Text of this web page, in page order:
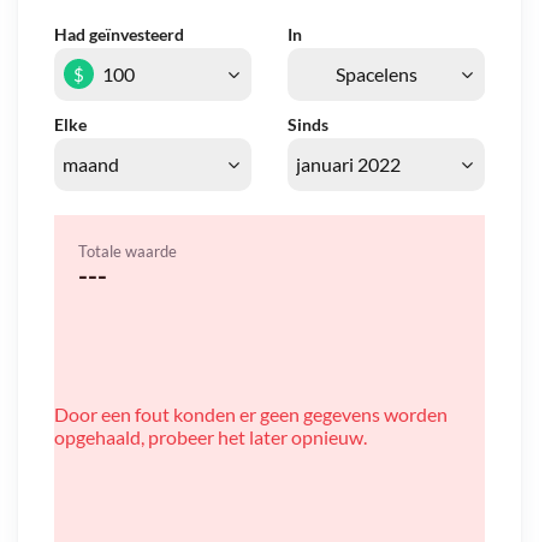
Had geïnvesteerd In
Elke Sinds
$
Totale waarde
---
Door een fout konden er geen gegevens worden
opgehaald, probeer het later opnieuw.